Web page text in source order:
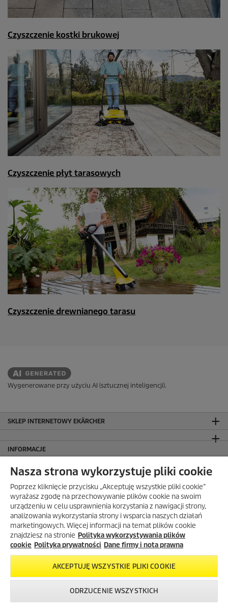
Czyszczenie kostki brukowej
Czyszczenie płyt tarasowych
Czyszczenie drewnianego tarasu
Wygenerowane przy użyciu AI (sztucznej inteligencji).
SKLEP INTERNETOWY EKÄRCHER
INFORMACJE
Polityka prywatności
Warunki gwarancji
Mapa strony
FAQ – często zadawane pytania
Salony firmowe Kärcher Center
Gdzie kupić?
Bezpieczeństwo produktów
Newsletter Kärcher
Nasza strona wykorzystuje pliki cookie
Poprzez kliknięcie przycisku „Akceptuję wszystkie pliki cookie”
wyrażasz zgodę na przechowywanie plików cookie na swoim
urządzeniu w celu usprawnienia korzystania z nawigacji strony,
analizowania wykorzystania strony i wsparcia naszych działań
marketingowych. Więcej informacji na temat plików cookie
znajdziesz na stronie Polityka wykorzystywania plików
cookie Polityka prywatności Dane firmy i nota prawna
AKCEPTUJĘ WSZYSTKIE PLIKI COOKIE
ODRZUCENIE WSZYSTKICH